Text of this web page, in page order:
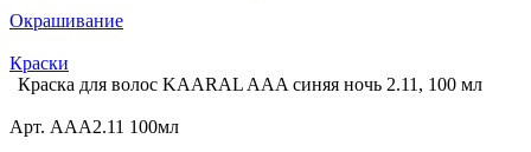
Окрашивание
Краски
Краска для волос KAARAL AAA синяя ночь 2.11, 100 мл
Арт. AAA2.11 100мл